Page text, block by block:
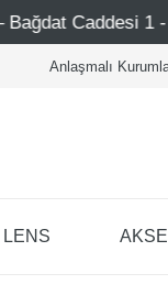
- Bağdat Caddesi
Anlaşmalı
LENS